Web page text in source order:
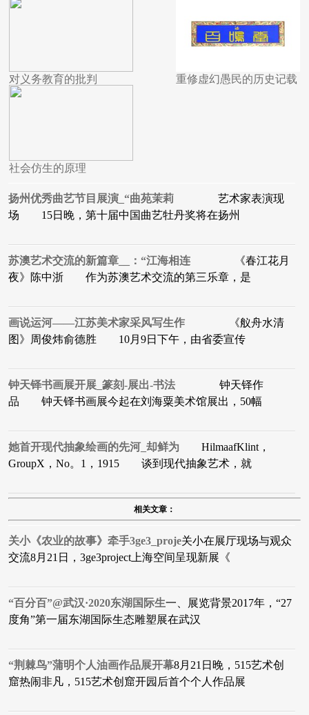
对义务教育的批判
社会仿生的原理
重修虚幻愚民的历史记载
扬州优秀曲艺节目展演_“曲苑茉莉 艺术家表演现
场 15日晚，第十届中国曲艺牡丹奖将在扬州
苏澳艺术交流的新篇章__：“江海相连 《春江花月
夜》陈中浙 作为苏澳艺术交流的第三乐章，是
画说运河——江苏美术家采风写生作 《舣舟水清
图》周俊炜俞德胜 10月9日下午，由省委宣传
钟天铎书画展开展_篆刻-展出-书法 钟天铎作
品 钟天铎书画展今起在刘海粟美术馆展出，50幅
她首开现代抽象绘画的先河_却鲜为 HilmaafKlint，
GroupX，No。1，1915 谈到现代抽象艺术，就
相关文章：
关小《农业的故事》牵手3ge3_proje关小在展厅现场与观众
交流8月21日，3ge3project上海空间呈现新展《
“百分百”@武汉·2020东湖国际生​一、展览背景2017年，“27
度角”第一届东湖国际生态雕塑展在武汉
“荆棘鸟”蒲明个人油画作品展开幕8月21日晚，515艺术创
窟热闹非凡，515艺术创窟开园后首个个人作品展